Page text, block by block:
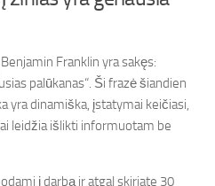
Franklin yra sakęs:
palūkanas“. Ši frazė šiandien
yra dinamiška, įstatymai keičiasi,
leidžia išlikti informuotam be
į darbą ir atgal skiriate 30